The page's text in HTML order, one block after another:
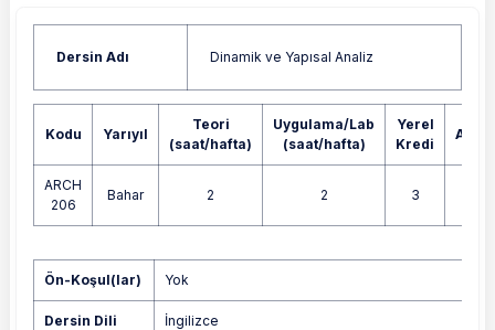
Dersin Adı Dinamik ve Yapısal Analiz
Kodu Yarıyıl
Teori
(saat/hafta)
Uygulama/Lab
(saat/hafta)
Yerel
Kredi
AKTS
ARCH
206
Bahar 2 2 3
Yok
Ön-Koşul(lar) Yok
Dersin Dili İngilizce